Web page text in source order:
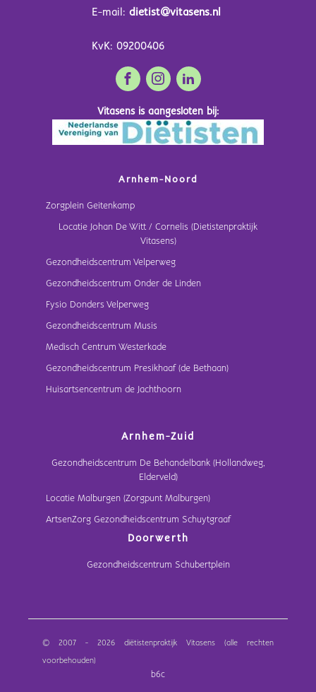
E-mail: dietist@vitasens.nl
KvK: 09200406
Vitasens is aangesloten bij:
Arnhem-Noord
Zorgplein Geitenkamp
Locatie Johan De Witt / Cornelis (Dietistenpraktijk
Vitasens)
Gezondheidscentrum Velperweg
Gezondheidscentrum Onder de Linden
Fysio Donders Velperweg
Gezondheidscentrum Musis
Medisch Centrum Westerkade
Gezondheidscentrum Presikhaaf (de Bethaan)
Huisartsencentrum de Jachthoorn
Arnhem-Zuid
Gezondheidscentrum De Behandelbank (Hollandweg,
Elderveld)
Locatie Malburgen (Zorgpunt Malburgen)
ArtsenZorg Gezondheidscentrum Schuytgraaf
Doorwerth
Gezondheidscentrum Schubertplein
© 2007 - 2026 diëtistenpraktijk Vitasens (alle rechten
voorbehouden)
b6c